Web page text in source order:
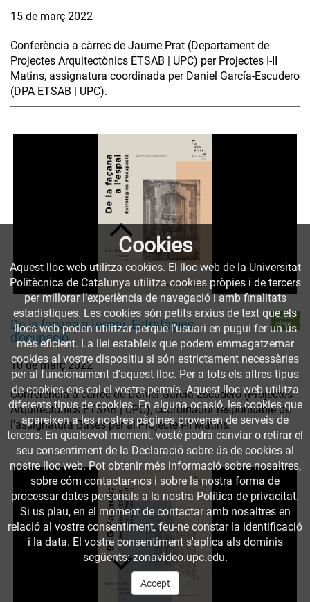
15 de març 2022
Conferència a càrrec de Jaume Prat (Departament de
Projectes Arquitectònics ETSAB | UPC) per Projectes I-II
Matins, assignatura coordinada per Daniel García-Escudero
(DPA ETSAB | UPC).
De la façana a l'espai. Estratègies
d'ocupació
Accés
obert
10 de març 2022
Conferència a càrrec de Daniel García-Escudero (Projectes
Arquitectònics ETSAB | UPC), coordinador responsable de
l'assignatura Bases per al Projecte I-II Matins.
Cookies
Aquest lloc web utilitza cookies. El lloc web de la Universitat
Politècnica de Catalunya utilitza cookies pròpies i de tercers
per millorar l’experiència de navegació i amb finalitats
estadístiques. Les cookies són petits arxius de text que els
llocs web poden utilitzar perquè l’usuari en pugui fer un ús
més eficient. La llei estableix que podem emmagatzemar
cookies al vostre dispositiu si són estrictament necessàries
per al funcionament d'aquest lloc. Per a tots els altres tipus
de cookies ens cal el vostre permís. Aquest lloc web utilitza
diferents tipus de cookies. En alguna ocasió, les cookies que
apareixen a les nostres pàgines provenen de serveis de
tercers. En qualsevol moment, vostè podrà canviar o retirar el
seu consentiment de la Declaració sobre ús de cookies al
nostre lloc web. Pot obtenir més informació sobre nosaltres,
sobre cóm contactar-nos i sobre la nostra forma de
processar dates personals a la nostra Política de privacitat.
Si us plau, en el moment de contactar amb nosaltres en
relació al vostre consentiment, feu-ne constar la identificació
i la data. El vostre consentiment s'aplica als dominis
següents: zonavideo.upc.edu.
Accept